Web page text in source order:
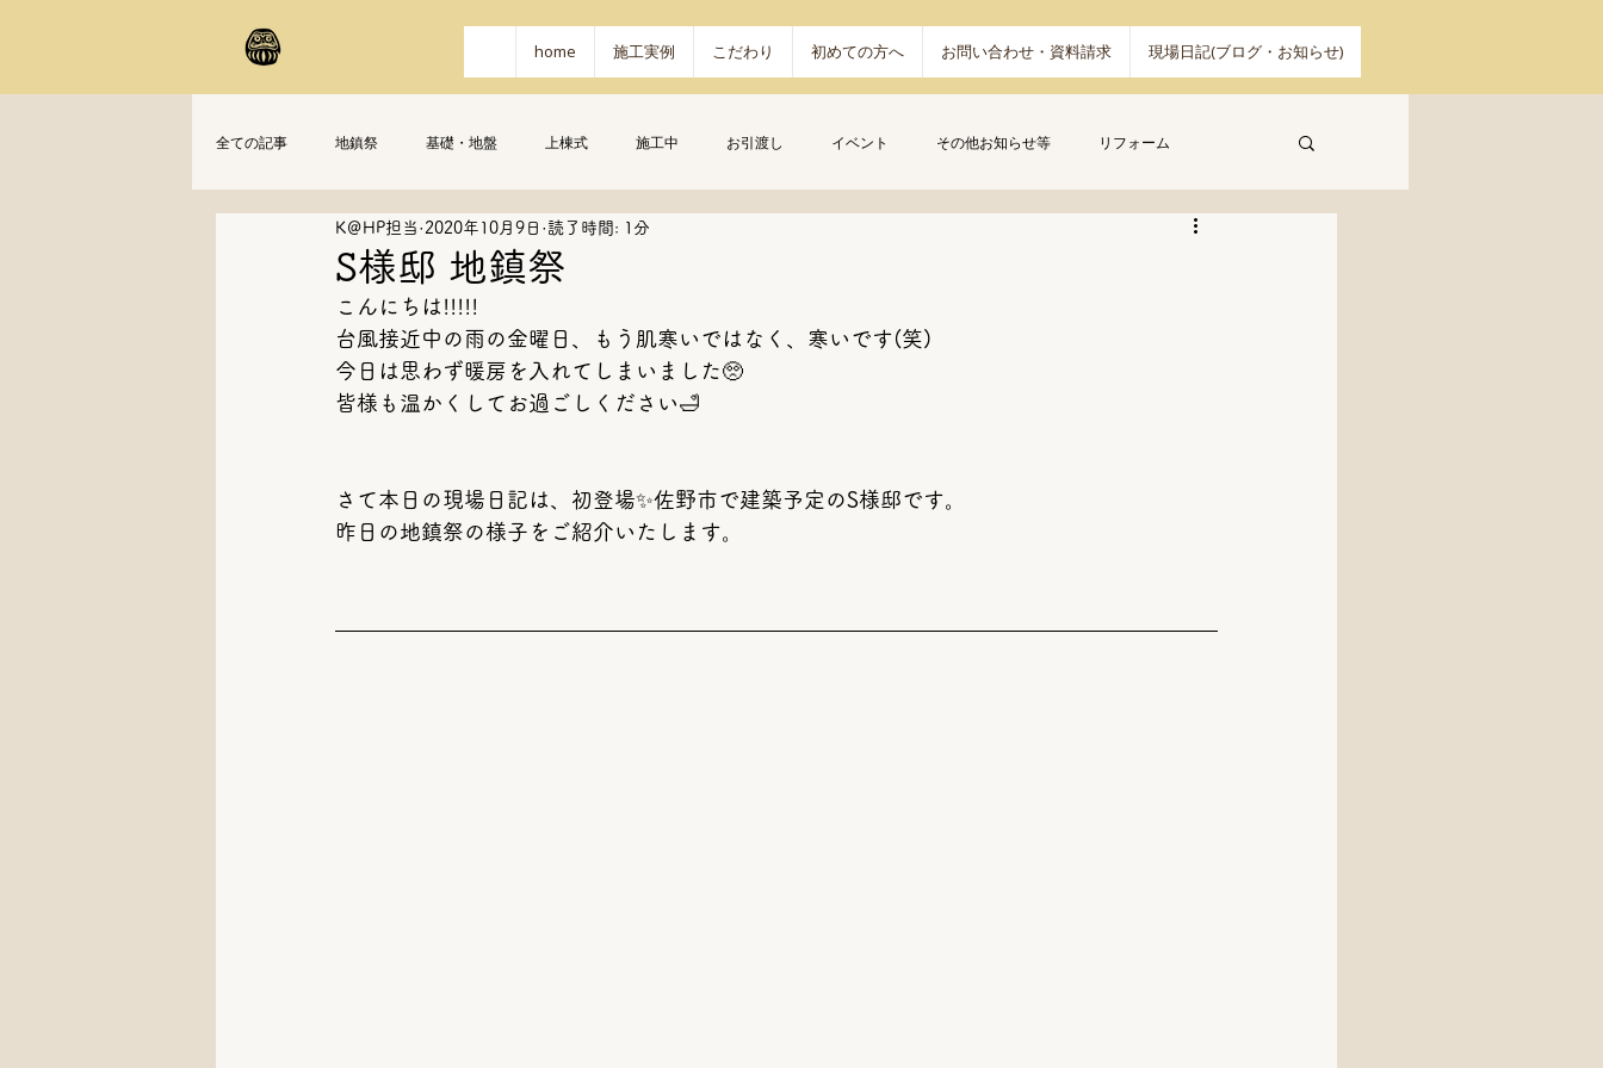
home 施工実例 こだわり 初めての方へ お問い合わせ・資料請求 現場日記(ブログ・お知らせ)
全ての記事 地鎮祭 基礎・地盤 上棟式 施工中 お引渡し イベント その他お知らせ等 リフォーム
S様邸 地鎮祭
K＠HP担当 2020年10月9日 読了時間: 1分
こんにちは!!!!!
台風接近中の雨の金曜日、もう肌寒いではなく、寒いです(笑)
今日は思わず暖房を入れてしまいました🥺
皆様も温かくしてお過ごしください🛁
さて本日の現場日記は、初登場✨佐野市で建築予定のS様邸です。
昨日の地鎮祭の様子をご紹介いたします。